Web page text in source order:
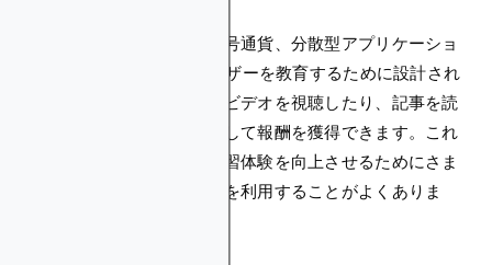
ブロックチェーン技術、暗号通貨、分散型アプリケーショ
ン（DApps）についてユーザーを教育するために設計され
ています。ユーザーは教育ビデオを視聴したり、記事を読
んだり、クイズに答えたりして報酬を獲得できます。これ
らの教育クエストでは、学習体験を向上させるためにさま
ざまな暗号クエストツールを利用することがよくありま